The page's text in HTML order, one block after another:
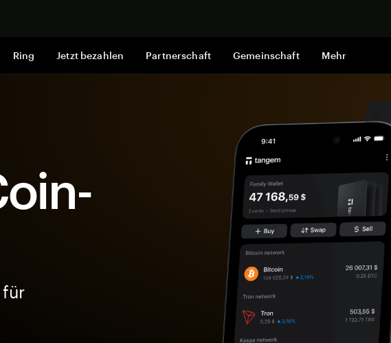
Ring Jetzt bezahlen Partnerschaft Gemeinschaft Mehr
für